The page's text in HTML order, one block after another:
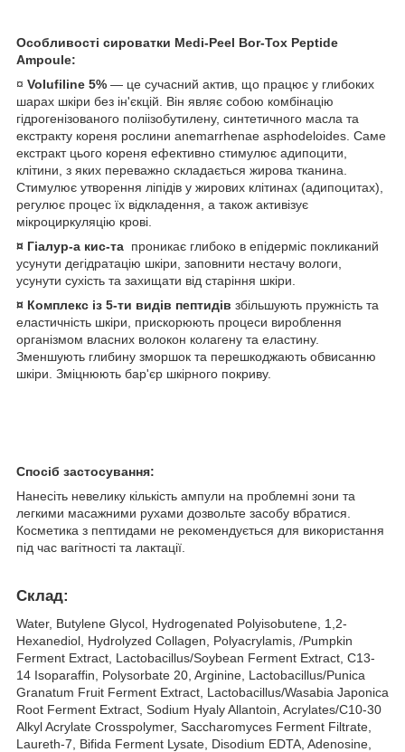
Особливості сироватки Medi-Peel Bor-Tox Peptide
Ampoule:
¤ Volufiline 5% — це сучасний актив, що працює у глибоких
шарах шкіри без ін'єкцій. Він являє собою комбінацію
гідрогенізованого поліізобутилену, синтетичного масла та
екстракту кореня рослини anemarrhenae asphodeloides. Саме
екстракт цього кореня ефективно стимулює адипоцити,
клітини, з яких переважно складається жирова тканина.
Стимулює утворення ліпідів у жирових клітинах (адипоцитах),
регулює процес їх відкладення, а також активізує
мікроциркуляцію крові.
¤ Гіалур-а кис-та проникає глибоко в епідерміс покликаний
усунути дегідратацію шкіри, заповнити нестачу вологи,
усунути сухість та захищати від старіння шкіри.
¤ Комплекс із 5-ти видів пептидів збільшують пружність та
еластичність шкіри, прискорюють процеси вироблення
організмом власних волокон колагену та еластину.
Зменшують глибину зморшок та перешкоджають обвисанню
шкіри. Зміцнюють бар'єр шкірного покриву.
Спосіб застосування:
Нанесіть невелику кількість ампули на проблемні зони та
легкими масажними рухами дозвольте засобу вбратися.
Косметика з пептидами не рекомендується для використання
під час вагітності та лактації.
Склад:
Water, Butylene Glycol, Hydrogenated Polyisobutene, 1,2-
Hexanediol, Hydrolyzed Collagen, Polyacrylamis, /Pumpkin
Ferment Extract, Lactobacillus/Soybean Ferment Extract, C13-
14 Isoparaffin, Polysorbate 20, Arginine, Lactobacillus/Punica
Granatum Fruit Ferment Extract, Lactobacillus/Wasabia Japonica
Root Ferment Extract, Sodium Hyaly Allantoin, Acrylates/C10-30
Alkyl Acrylate Crosspolymer, Saccharomyces Ferment Filtrate,
Laureth-7, Bifida Ferment Lysate, Disodium EDTA, Adenosine,